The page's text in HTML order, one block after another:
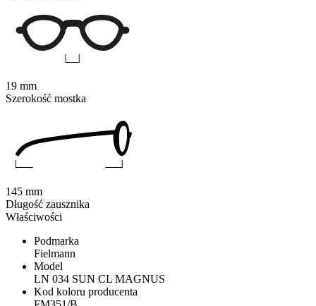
Właściwości
Podmarka
Fielmann
Model
LN 034 SUN CL MAGNUS
Kod koloru producenta
19 mm
Szerokość mostka
145 mm
Długość zausznika